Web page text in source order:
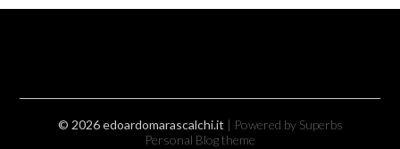
© 2026 edoardomarascalchi.it | Powered by Superbs
Personal Blog theme